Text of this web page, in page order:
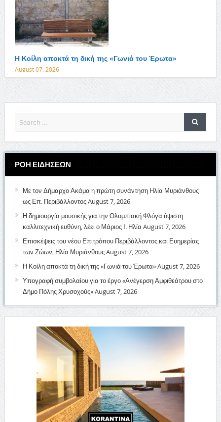
Η Κοίλη αποκτά τη δική της «Γωνιά του Έρωτα»
August 07, 2026
ΡΟΗ ΕΙΔΗΣΕΩΝ
Με τον Δήμαρχο Ακάμα η πρώτη συνάντηση Ηλία Μυριάνθους
ως Επ. ΠεριβάλλοντοςAugust 7, 2026
Η δημιουργία μουσικής για την Ολυμπιακή Φλόγα ύψιστη
καλλιτεχνική ευθύνη, λέει ο Μάριος Ι. Ηλία August 7, 2026
Επισκέψεις του νέου Επιτρόπου Περιβάλλοντος και Ευημερίας
των Ζώων, Ηλία ΜυριάνθουςAugust 7, 2026
Η Κοίλη αποκτά τη δική της «Γωνιά του Έρωτα»August 7, 2026
Υπογραφή συμβολαίου για το έργο «Ανέγερση Αμφιθεάτρου στο
Δήμο Πόλης Χρυσοχούς»August 7, 2026